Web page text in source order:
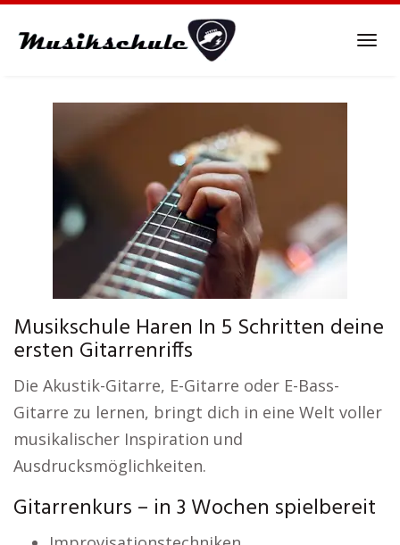
Musikschule Haren In 5 Schritten deine
ersten Gitarrenriffs
Die Akustik-Gitarre, E-Gitarre oder E-Bass-
Gitarre zu lernen, bringt dich in eine Welt voller
musikalischer Inspiration und
Ausdrucksmöglichkeiten.
Gitarrenkurs – in 3 Wochen spielbereit